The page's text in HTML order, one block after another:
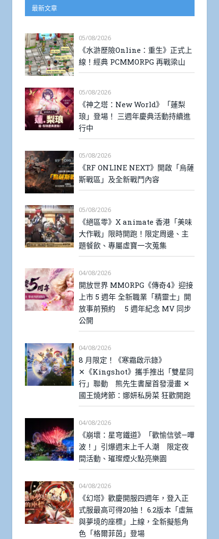
最新文章
05/08/2026
《水滸歷險Online：重生》正式上
線！經典 PCMMORPG 再戰梁山
05/08/2026
《神之塔：New World》「蓮梨
琅」登場！ 三週年慶典活動持續進
行中
05/08/2026
《RF ONLINE NEXT》開啟「烏薩
斯戰區」及全新戰鬥內容
05/08/2026
《絕區零》X animate 香港「美味
大作戰」限時開跑！限定周邊、主
題餐飲、專屬虛寶一次蒐集
04/08/2026
開放世界 MMORPG《傳奇4》迎接
上市 5 週年 全新職業「精靈士」開
放事前預約 5 週年紀念 MV 同步
公開
04/08/2026
8 月限定！《寒霜啟示錄》
✕《Kingshot》攜手推出「雙星同
行」聯動 熊先生書屋首發漫畫 ✕
國王燒烤節：娜妍私房菜 狂歡開跑
04/08/2026
《崩壞：星穹鐵道》「歡愉信號—嗶
波！」引爆週末上千人潮 限定夜
間活動、璀璨煙火點亮樂園
04/08/2026
《幻塔》歡慶開服四週年，登入正
式服最高可得20抽！ 6.2版本「虛無
與夢境的座標」上線，全新擬態角
色「格爾菲茵」登場